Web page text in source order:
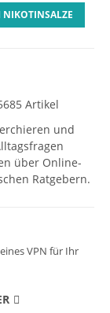
NIKOTINSALZE
Artikel
und
über Online-
Ratgebern.
VPN für Ihr